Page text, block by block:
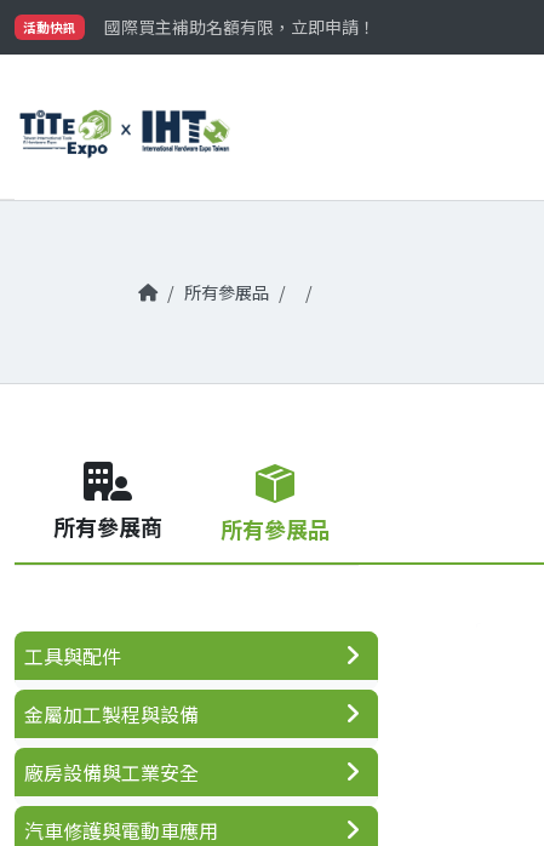
活動快訊
國際買主補助名額有限，立即申請！
參觀門票開放申請中‼️
所有參展品
所有參展商 所有參展品
工具與配件
金屬加工製程與設備
廠房設備與工業安全
汽車修護與電動車應用